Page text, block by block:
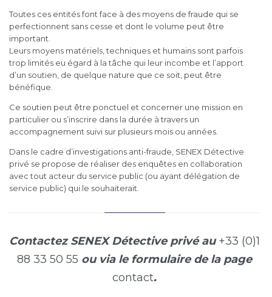
Toutes ces entités font face à des moyens de fraude qui se
perfectionnent sans cesse et dont le volume peut être
important.
Leurs moyens matériels, techniques et humains sont parfois
trop limités eu égard à la tâche qui leur incombe et l’apport
d’un soutien, de quelque nature que ce soit, peut être
bénéfique.
Ce soutien peut être ponctuel et concerner une mission en
particulier ou s’inscrire dans la durée à travers un
accompagnement suivi sur plusieurs mois ou années.
Dans le cadre d’investigations anti-fraude, SENEX Détective
privé se propose de réaliser des enquêtes en collaboration
avec tout acteur du service public (ou ayant délégation de
service public) qui le souhaiterait.
Contactez SENEX Détective privé au+33 (0)1
88 33 50 55 ou via le formulaire de la page
contact.